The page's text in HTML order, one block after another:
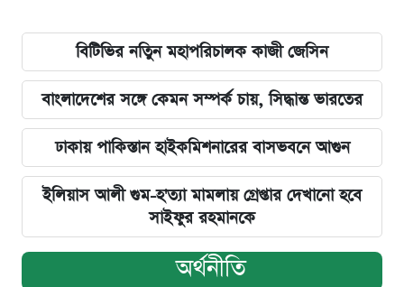
বিটিভির নতিুন মহাপরিচালক কাজী জেসিন
বাংলাদেশের সঙ্গে কেমন সম্পর্ক চায়, সিদ্ধান্ত ভারতের
ঢাকায় পাকিস্তান হাইকমিশনারের বাসভবনে আগুন
ইলিয়াস আলী গুম-হ'ত্যা মামলায় গ্রেপ্তার দেখানো হবে
সাইফুর রহমানকে
অর্থনীতি